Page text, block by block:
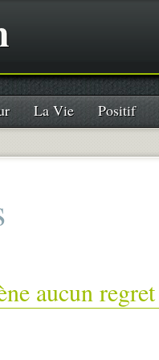
La Vie Positif
aucun regret